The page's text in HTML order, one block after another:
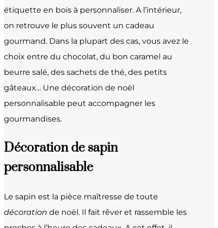
étiquette en bois à personnaliser. A l’intérieur,
on retrouve le plus souvent un cadeau
gourmand. Dans la plupart des cas, vous avez le
choix entre du chocolat, du bon caramel au
beurre salé, des sachets de thé, des petits
gâteaux… Une décoration de noël
personnalisable peut accompagner les
gourmandises.
Décoration de sapin
personnalisable
Le sapin est la pièce maîtresse de toute
décoration de noël. Il fait rêver et rassemble les